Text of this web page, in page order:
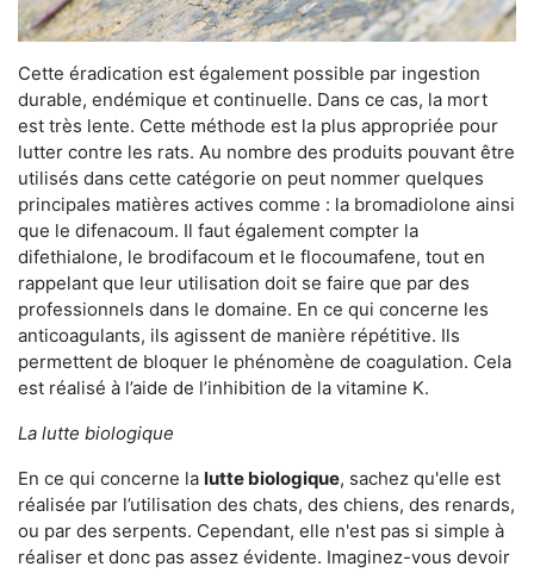
Cette éradication est également possible par ingestion
durable, endémique et continuelle. Dans ce cas, la mort
est très lente. Cette méthode est la plus appropriée pour
lutter contre les rats. Au nombre des produits pouvant être
utilisés dans cette catégorie on peut nommer quelques
principales matières actives comme : la bromadiolone ainsi
que le difenacoum. Il faut également compter la
difethialone, le brodifacoum et le flocoumafene, tout en
rappelant que leur utilisation doit se faire que par des
professionnels dans le domaine. En ce qui concerne les
anticoagulants, ils agissent de manière répétitive. Ils
permettent de bloquer le phénomène de coagulation. Cela
est réalisé à l’aide de l’inhibition de la vitamine K.
La lutte biologique
En ce qui concerne la lutte biologique, sachez qu'elle est
réalisée par l’utilisation des chats, des chiens, des renards,
ou par des serpents. Cependant, elle n'est pas si simple à
réaliser et donc pas assez évidente. Imaginez-vous devoir